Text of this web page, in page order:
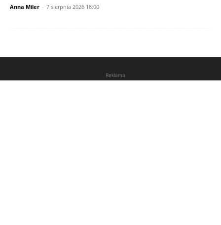
Anna Miler - 7 sierpnia 2026 18:00
Reklama